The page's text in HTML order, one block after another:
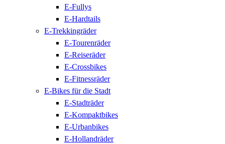
E-Fullys
E-Hardtails
E-Trekkingräder
E-Tourenräder
E-Reiseräder
E-Crossbikes
E-Fitnessräder
E-Bikes für die Stadt
E-Stadträder
E-Kompaktbikes
E-Urbanbikes
E-Hollandräder